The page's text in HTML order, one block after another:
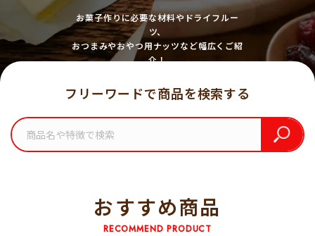
お菓子作りに必要な材料やドライフルー
ツ、
おつまみやおやつ用ナッツなど幅広くご紹
介！
フリーワードで商品を検索する
おすすめ商品
RECOMMEND PRODUCT